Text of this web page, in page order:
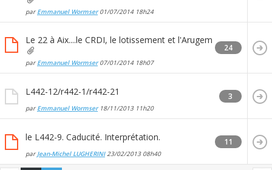
par Emmanuel Wormser01/07/2014 18h24
Le 22 à Aix....le CRDI, le lotissement et l'Arugem
par Emmanuel Wormser07/01/2014 18h07
24
L442-12/r442-1/r442-21
par Emmanuel Wormser18/11/2013 11h20
3
le L442-9. Caducité. Interprétation.
par Jean-Michel LUGHERINI23/02/2013 08h40
11